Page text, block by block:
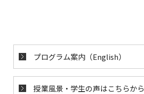
プログラム案内（English）
授業風景・学生の声はこちらから